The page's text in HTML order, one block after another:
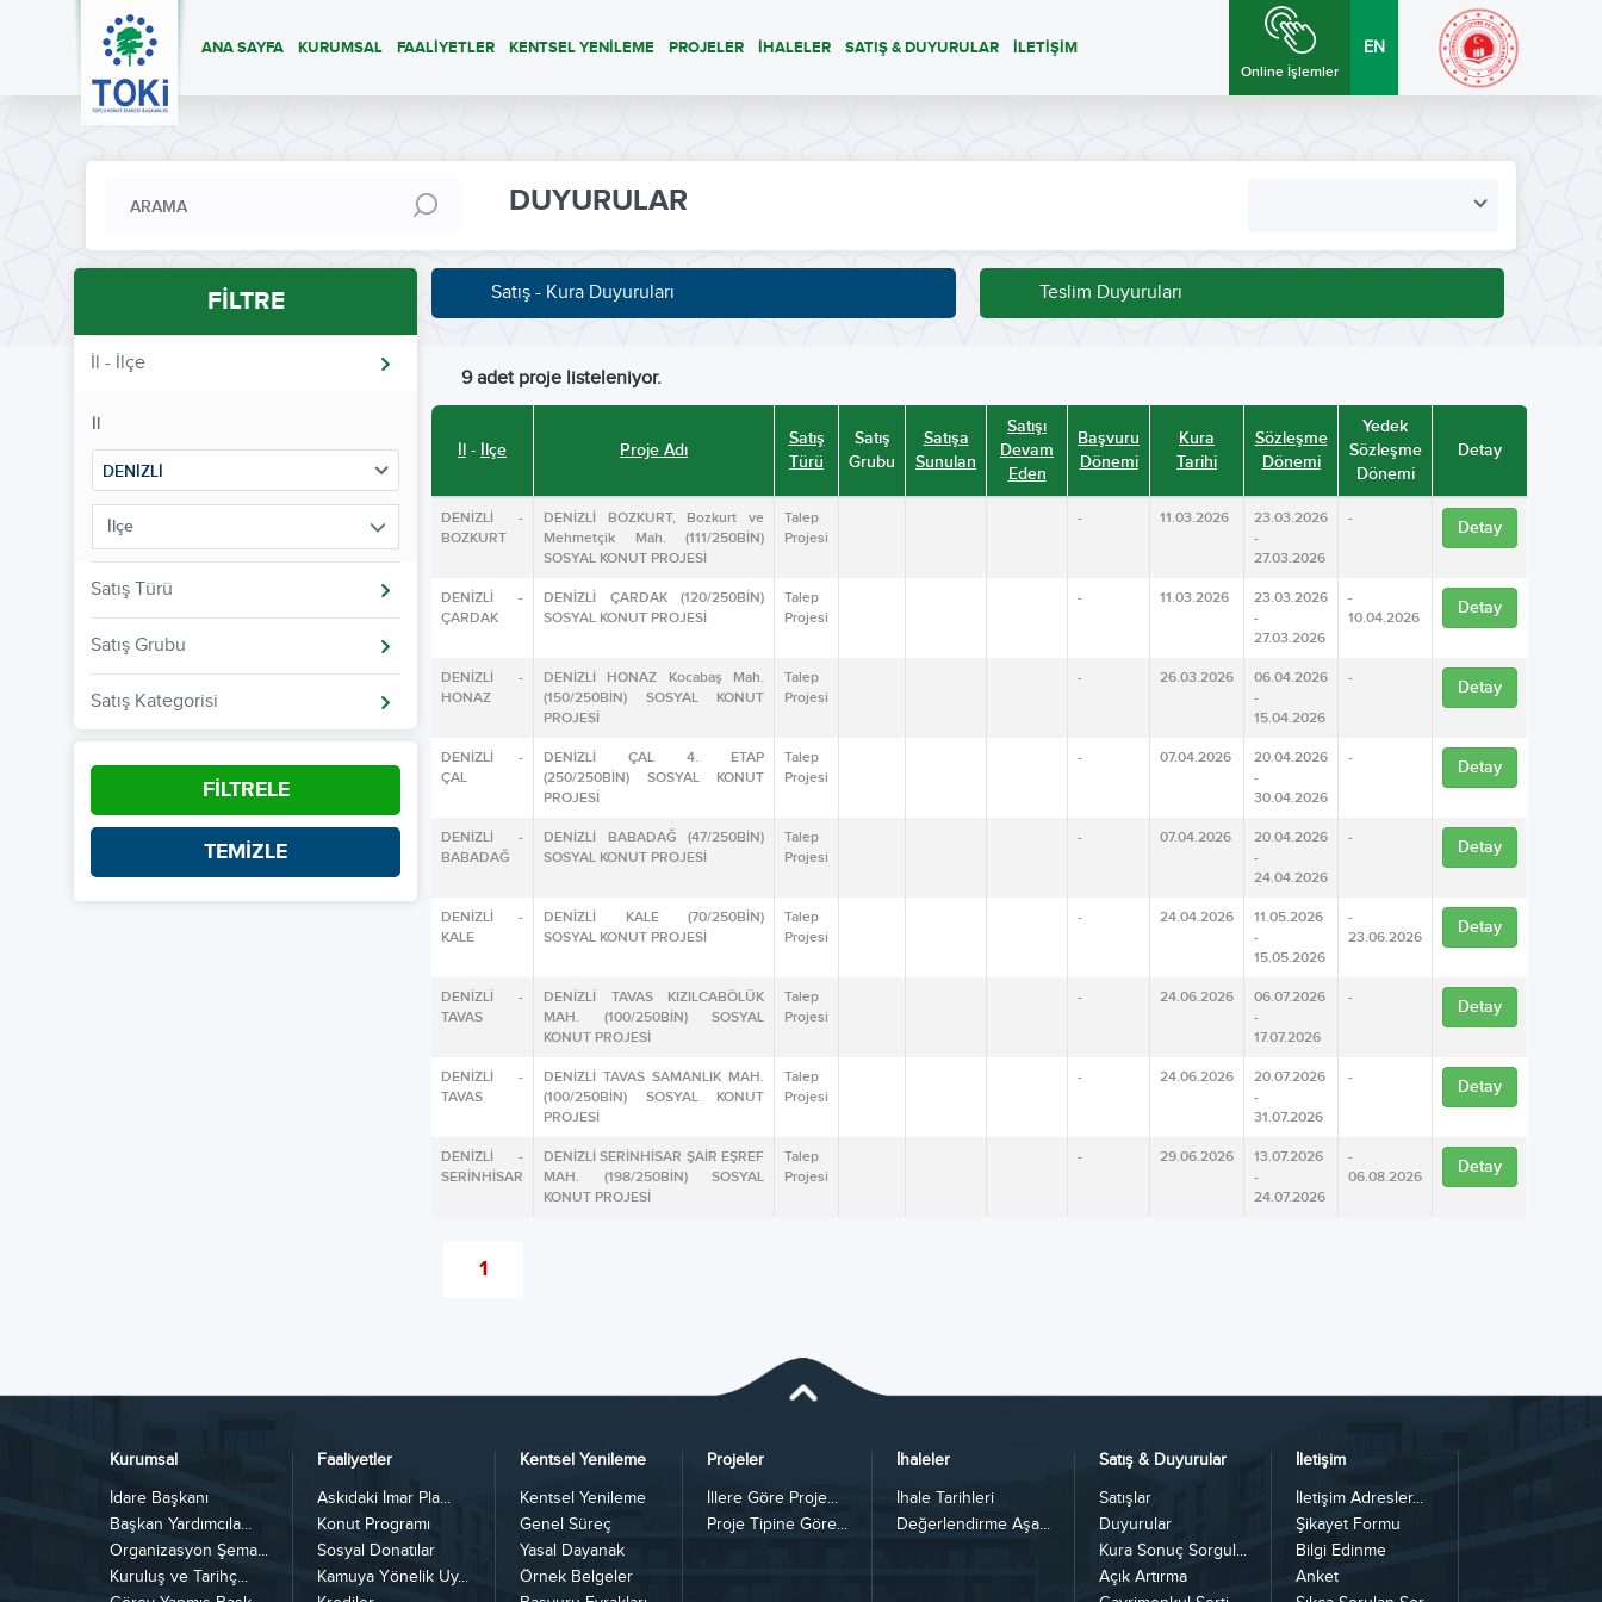
ANA SAYFA KURUMSAL FAALİYETLER KENTSEL YENİLEME PROJELER İHALELER SATIŞ & DUYURULAR İLETİŞİM
Online İşlemler
EN
DUYURULAR
FİLTRE
İl - İlçe
İl
DENİZLİ
İlçe
Satış Türü
Satış Grubu
Satış Kategorisi
FİLTRELE
TEMİZLE
Satış - Kura Duyuruları Teslim Duyuruları
9 adet proje listeleniyor.
İl - İlçe Proje Adı
Satış
Türü
Satış
Grubu
Satışa
Sunulan
Satışı
Devam
Eden
Başvuru
Dönemi
Kura
Tarihi
Sözleşme
Dönemi
Yedek
Sözleşme
Dönemi
Detay
DENİZLİ -
BOZKURT
DENİZLİ BOZKURT, Bozkurt ve
Mehmetçik Mah. (111/250BİN)
SOSYAL KONUT PROJESİ
Talep
Projesi
- 11.03.2026
23.03.2026
-
27.03.2026
- Detay
DENİZLİ -
ÇARDAK
DENİZLİ ÇARDAK (120/250BİN)
SOSYAL KONUT PROJESİ
Talep
Projesi
- 11.03.2026
23.03.2026
-
27.03.2026
-
10.04.2026
Detay
DENİZLİ -
HONAZ
DENİZLİ HONAZ Kocabaş Mah.
(150/250BİN) SOSYAL KONUT
PROJESİ
Talep
Projesi
- 26.03.2026
06.04.2026
-
15.04.2026
- Detay
DENİZLİ -
ÇAL
DENİZLİ ÇAL 4. ETAP
(250/250BİN) SOSYAL KONUT
PROJESİ
Talep
Projesi
- 07.04.2026
20.04.2026
-
30.04.2026
- Detay
DENİZLİ -
BABADAĞ
DENİZLİ BABADAĞ (47/250BİN)
SOSYAL KONUT PROJESİ
Talep
Projesi
- 07.04.2026
20.04.2026
-
24.04.2026
- Detay
DENİZLİ -
KALE
DENİZLİ KALE (70/250BİN)
SOSYAL KONUT PROJESİ
Talep
Projesi
- 24.04.2026
11.05.2026
-
15.05.2026
-
23.06.2026
Detay
DENİZLİ -
TAVAS
DENİZLİ TAVAS KIZILCABÖLÜK
MAH. (100/250BİN) SOSYAL
KONUT PROJESİ
Talep
Projesi
- 24.06.2026
06.07.2026
-
17.07.2026
- Detay
DENİZLİ -
TAVAS
DENİZLİ TAVAS SAMANLIK MAH.
(100/250BİN) SOSYAL KONUT
PROJESİ
Talep
Projesi
- 24.06.2026
20.07.2026
-
31.07.2026
- Detay
DENİZLİ -
SERİNHİSAR
DENİZLİ SERİNHİSAR ŞAİR EŞREF
MAH. (198/250BİN) SOSYAL
KONUT PROJESİ
Talep
Projesi
- 29.06.2026
13.07.2026
-
24.07.2026
-
06.08.2026
Detay
1
Kurumsal
İdare Başkanı
Başkan Yardımcıla...
Organizasyon Şema...
Kuruluş ve Tarihç...
Faaliyetler
Askıdaki İmar Pla...
Konut Programı
Sosyal Donatılar
Kamuya Yönelik Uy...
Kentsel Yenileme
Kentsel Yenileme
Genel Süreç
Yasal Dayanak
Örnek Belgeler
Projeler
İllere Göre Proje...
Proje Tipine Göre...
İhaleler
İhale Tarihleri
Değerlendirme Aşa...
Satış & Duyurular
Satışlar
Duyurular
Kura Sonuç Sorgul...
Açık Artırma
İletişim
İletişim Adresler...
Şikayet Formu
Bilgi Edinme
Anket